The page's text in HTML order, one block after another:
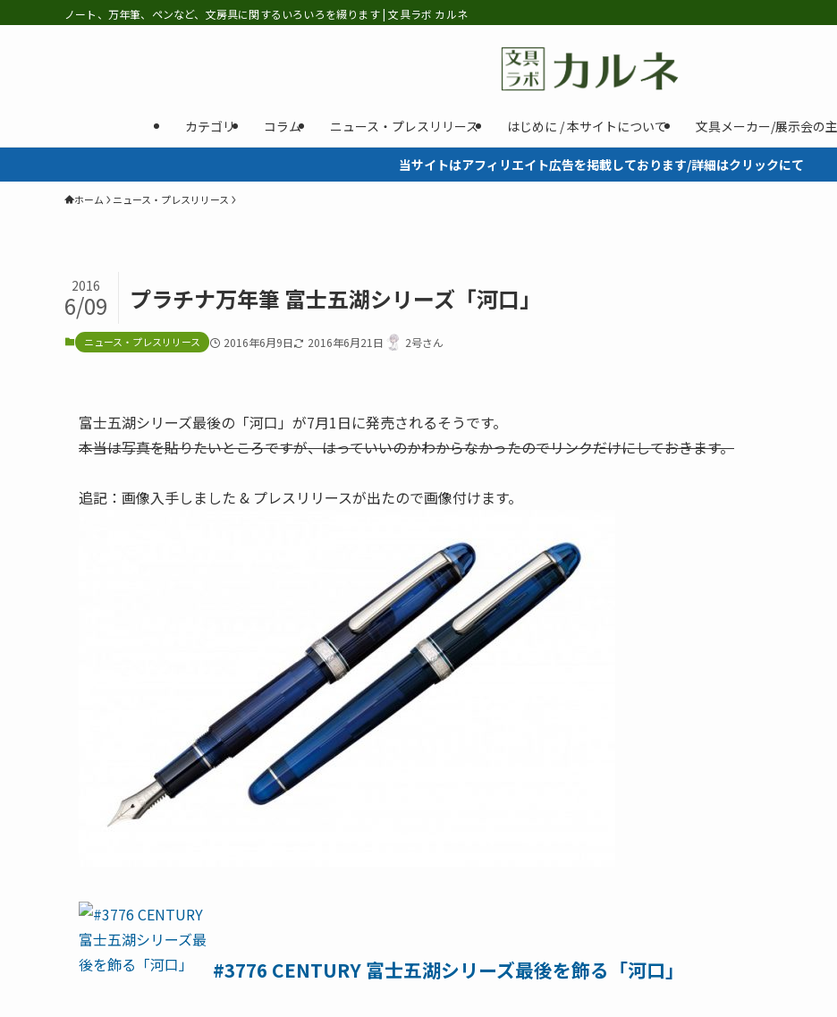
ノート、万年筆、ペンなど、文房具に関するいろいろを綴ります | 文具ラボ カルネ
カテゴリ コラム ニュース・プレスリリース はじめに / 本サイトについて 文具メーカー/展示会の
当サイトはアフィリエイト広告を掲載しております/詳細はクリックにて
ホーム ニュース・プレスリリース
プラチナ万年筆 富士五湖シリーズ「河口」
2016
6/09
ニュース・プレスリリース 2016年6月9日 2016年6月21日 2号さん
富士五湖シリーズ最後の「河口」が7月1日に発売されるそうです。
本当は写真を貼りたいところですが、はっていいのかわからなかったのでリンクだけにしておきます。
追記：画像入手しました & プレスリリースが出たので画像付けます。
#3776 CENTURY 富士五湖シリーズ最後を飾る「河口」